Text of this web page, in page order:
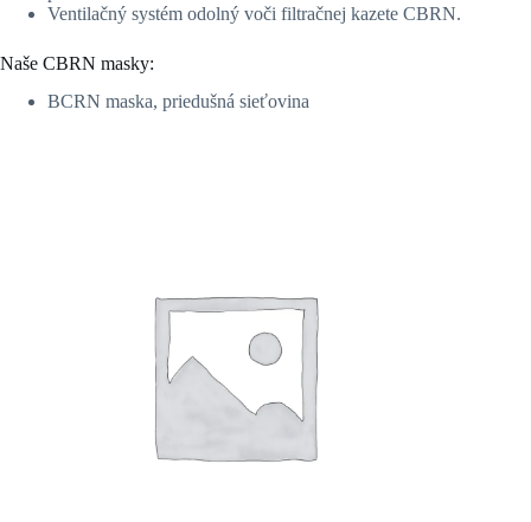
Ventilačný systém odolný voči filtračnej kazete CBRN.
Naše CBRN masky:
BCRN maska, priedušná sieťovina